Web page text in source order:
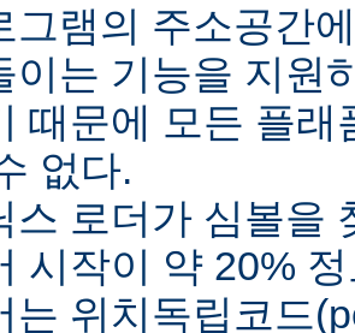
그램의 주소공간
이는 기능을 지원
때문에 모든 플
없다.
스 로더가 심볼을
시작이 약 20%
는 위치독립코드